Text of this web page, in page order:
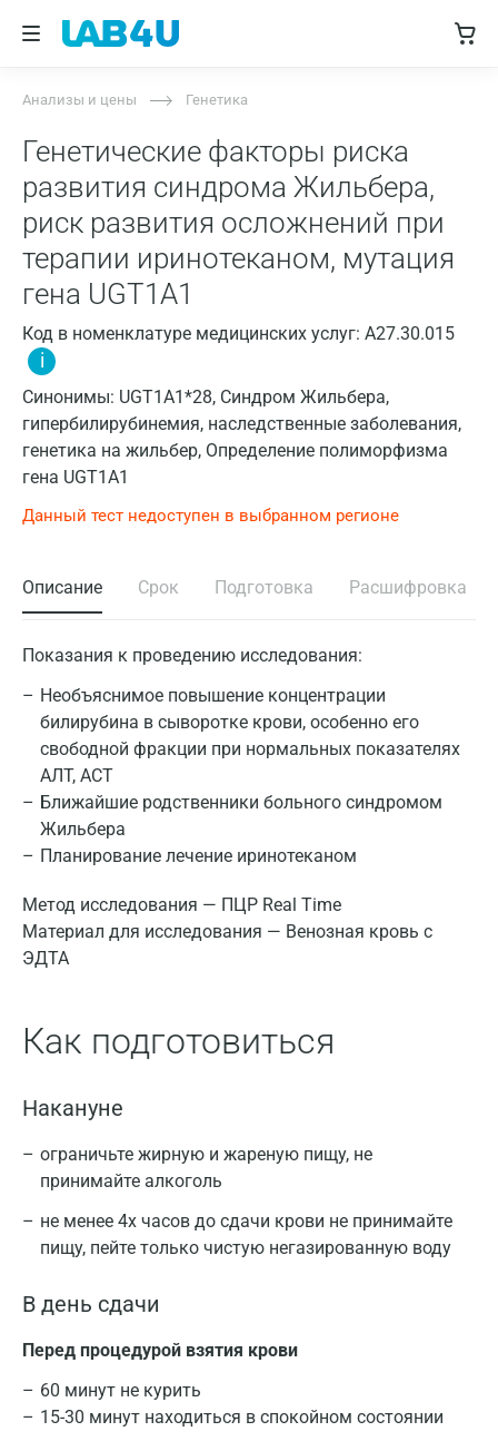
Анализы и цены Генетика
Генетические факторы риска
развития синдрома Жильбера,
риск развития осложнений при
терапии иринотеканом, мутация
гена UGT1A1
Код в номенклатуре медицинских услуг: A27.30.015
i
Синонимы: UGT1A1*28, Синдром Жильбера,
гипербилирубинемия, наследственные заболевания,
генетика на жильбер, Определение полиморфизма
гена UGT1A1
Данный тест недоступен в выбранном регионе
Описание Срок Подготовка Расшифровка
Показания к проведению исследования:
Необъяснимое повышение концентрации
билирубина в сыворотке крови, особенно его
свободной фракции при нормальных показателях
АЛТ, АСТ
Ближайшие родственники больного синдромом
Жильбера
Планирование лечение иринотеканом
Метод исследования — ПЦР Real Time
Материал для исследования — Венозная кровь с
ЭДТА
Как подготовиться
Накануне
ограничьте жирную и жареную пищу, не
принимайте алкоголь
не менее 4х часов до сдачи крови не принимайте
пищу, пейте только чистую негазированную воду
В день сдачи
Перед процедурой взятия крови
60 минут не курить
15-30 минут находиться в спокойном состоянии